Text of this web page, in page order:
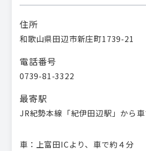
住所
和歌山県田辺市新庄町1739-21
電話番号
0739-81-3322
最寄駅
JR紀勢本線「紀伊田辺駅」から
車：上富田ICより、車で約４分